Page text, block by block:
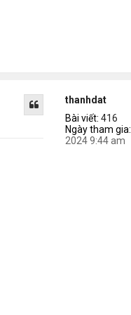
thanhdat
Bài viết: 416
Ngày tham gia:
2024 9:44 am